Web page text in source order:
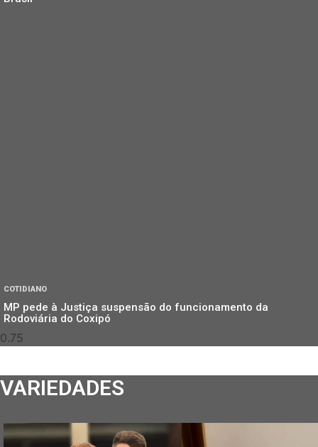
COTIDIANO
MP pede à Justiça suspensão do funcionamento da
Rodoviária do Coxipó
VARIEDADES